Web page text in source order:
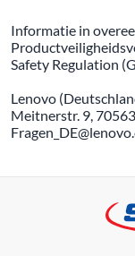
Informatie in
Safety Regulation
Lenovo
Meitnerstr. 9,